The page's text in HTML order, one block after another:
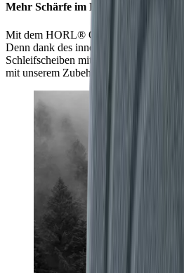
Mehr Schärfe im Handumdrehen
Mit dem HORL® Quick Lock stehen
Denn dank des innovativen
Schleifscheiben mit nur einem
mit unserem Zubehör noch mehr